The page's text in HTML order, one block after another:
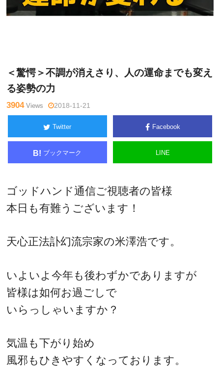
＜驚愕＞不調が消えさり、人の運命までも変え
る姿勢の力
3904Views 2018-11-21
Twitter Facebook
B! ブックマーク LINE
ゴッドハンド通信ご視聴者の皆様
本日も有難うございます！
天心正法訃幻流宗家の米澤浩です。
いよいよ今年も後わずかでありますが
皆様は如何お過ごしで
いらっしゃいますか？
気温も下がり始め
風邪もひきやすくなっております。